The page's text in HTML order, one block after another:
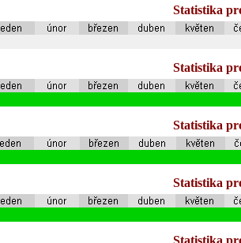
Statistika
Statistika
Statistika
Statistika
Statistika